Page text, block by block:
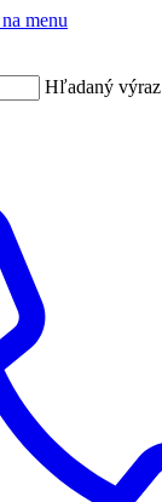
menu
Hľadaný výraz